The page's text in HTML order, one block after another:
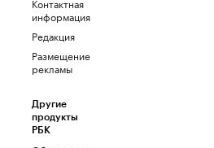
информация
Редакция
Размещение
рекламы
Другие
продукты
РБК